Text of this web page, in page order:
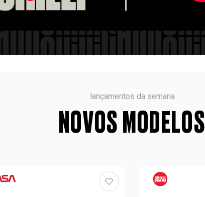
lançamentos da semana
NOVOS MODELOS